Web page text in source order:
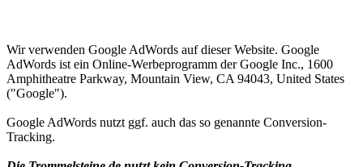
Wir verwenden Google AdWords auf dieser Website. Google
AdWords ist ein Online-Werbeprogramm der Google Inc., 1600
Amphitheatre Parkway, Mountain View, CA 94043, United States
("Google").
Google AdWords nutzt ggf. auch das so genannte Conversion-
Tracking.